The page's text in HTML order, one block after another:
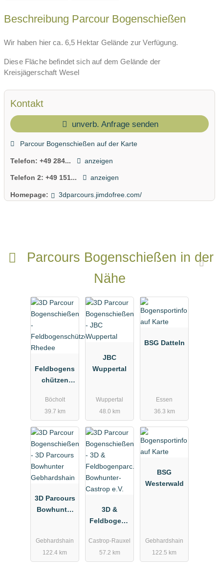
Beschreibung Parcour Bogenschießen
Wir haben hier ca. 6,5 Hektar Gelände zur Verfügung.
Diese Fläche befindet sich auf dem Gelände der
Kreisjägerschaft Wesel
Kontakt
unverb. Anfrage senden
Parcour Bogenschießen auf der Karte
Telefon: +49 284... anzeigen
Telefon 2: +49 151... anzeigen
Homepage: 3dparcours.jimdofree.com/
Parcours Bogenschießen in der
Nähe
Feldbogens
chützen
Böcholt
39.7 km
JBC
Wuppertal
Wuppertal
48.0 km
BSG Datteln
Essen
36.3 km
3D Parcours
Bowhunter
Gebhardshain
122.4 km
3D &
Feldbogenp
Bowhunter-
Castrop e.V.
Castrop-Rauxel
57.2 km
BSG
Westerwald
Gebhardshain
122.5 km